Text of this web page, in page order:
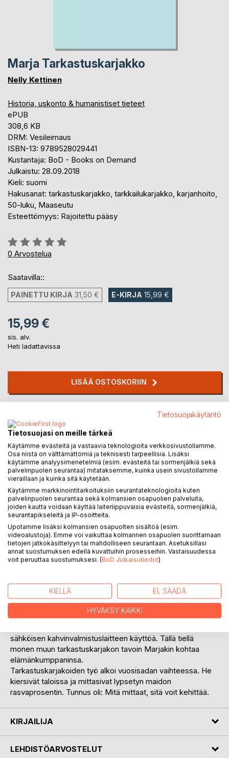
Marja Tarkastuskarjakko
Nelly Kettinen
Historia, uskonto & humanistiset tieteet
ePUB
308,6 KB
DRM: Vesileimaus
ISBN-13: 9789528029441
Kustantaja: BoD - Books on Demand
Julkaistu: 28.09.2018
Kieli: suomi
Hakusanat: tarkastuskarjakko, tarkkailukarjakko, karjanhoito,
50-luku, Maaseutu
Esteettömyys: Rajoitettu pääsy
Arvostelu::
0%
0 Arvostelua
Saatavilla::
PAINETTU KIRJA 31,50 € E-KIRJA 15,99 €
15,99 €
sis. alv.
Heti ladattavissa
LISÄÄ OSTOSKORIIN
Arvostele tuote
KUVAUS
Marja, tarkastuskarjakko kertoo nimensä mukaisesti
tarkastuskarjakon elämästä 50-luvun Suomessa,
kuvitteellisessa eteläsatakuntalaisessa Vaskilähteen
kylässä.
kohtaa eri taloissa omien vaikeuksiensa kanssa
kamppailevien karjankasvattajien iloja ja suruja.
Tiiviissä kyläyhteisössä kaikkien asiat tiedettiin, mutta
toisista pidettiin myös huolta. Sivutaan myös tekniikan tuloa
sähköisen kahvinvalmistuslaitteen käyttöä. Tällä tiellä
monen muun tarkastuskarjakon tavoin Marjakin kohtaa
elämänkumppaninsa.
Tarkastuskarjakoiden työ alkoi vuosisadan vaihteessa. He
kiersivät taloissa ja mittasivat lypsetyn maidon
rasvaprosentin. Tunnus oli: Mitä mittaat, sitä voit kehittää.
KIRJAILIJA
LEHDISTÖARVOSTELUT
Tietosuojakäytäntö
Tietosuojasi on meille tärkeä
Käytämme evästeitä ja vastaavia teknologioita verkkosivustollamme.
Osa niistä on välttämättömiä ja teknisesti tarpeellisia. Lisäksi
käytämme analyysimenetelmiä (esim. evästeitä tai sormenjälkiä sekä
palvelinpuolen seurantaa) mitataksemme, kuinka usein sivustollamme
vieraillaan ja kuinka sitä käytetään.
Käytämme markkinointitarkoituksiin seurantateknologioita kuten
palvelinpuolen seurantaa sekä kolmansien osapuolien palveluita,
joiden kautta voidaan käyttää laiteriippuvaisia evästeitä, sormenjälkiä,
seurantapikseleitä ja IP-osoitteita.
Upotamme lisäksi kolmansien osapuolten sisältöä (esim.
videoalustoja). Emme voi vaikuttaa kolmannen osapuolen suorittamaan
tietojen jatkokäsittelyyn tai mahdolliseen seurantaan. Asetuksillasi
annat suostumuksen edellä kuvattuihin prosesseihin. Vastaisuudessa
voit peruuttaa suostumuksesi. (BoD Julkaisutiedot)
KIELLÄ EI, SÄÄDÄ
HYVÄKSY KAIKKI